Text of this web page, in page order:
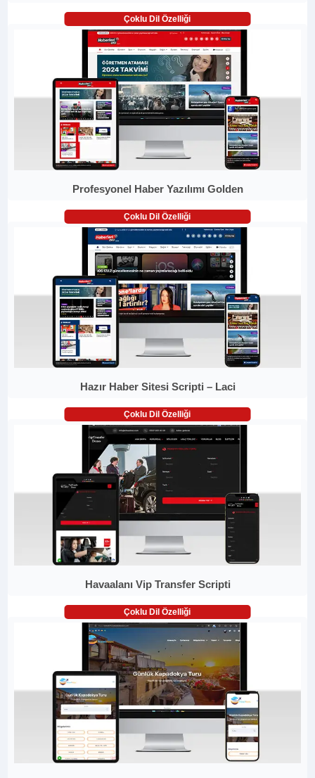
Çoklu Dil Özelliği
Profesyonel Haber Yazılımı Golden
Çoklu Dil Özelliği
Hazır Haber Sitesi Scripti – Laci
Çoklu Dil Özelliği
Havaalanı Vip Transfer Scripti
Çoklu Dil Özelliği